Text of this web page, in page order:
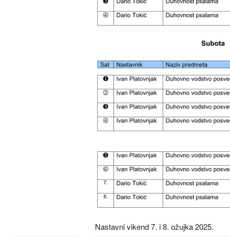
Nastavni vikend 7. i 8. ožujka 2025.